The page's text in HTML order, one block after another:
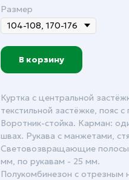
Размер
В корзину
Куртка с центральной
текстильной застёжке, пояс
Воротник-стойка. Карман:
швах. Рукава с манжетами,
Световозвращающие полосы
мм, по рукавам - 25 мм.
Полукомбинезон с отрезным